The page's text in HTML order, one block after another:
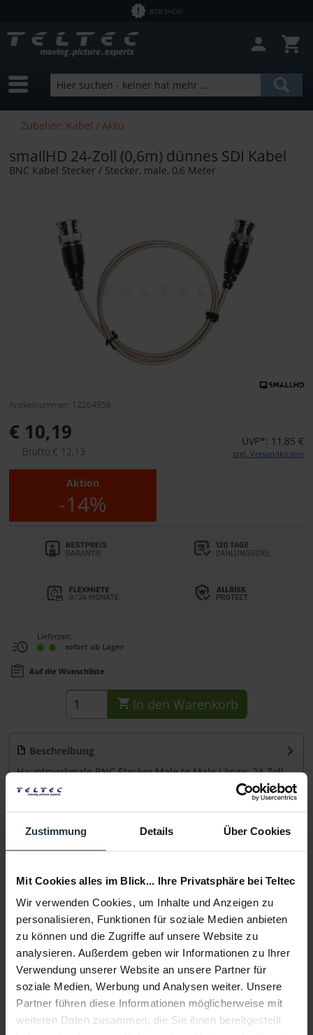
Zustimmung Details Über Cookies
Mit Cookies alles im Blick... Ihre Privatsphäre bei Teltec
Wir verwenden Cookies, um Inhalte und Anzeigen zu
personalisieren, Funktionen für soziale Medien anbieten
zu können und die Zugriffe auf unsere Website zu
analysieren. Außerdem geben wir Informationen zu Ihrer
Verwendung unserer Website an unsere Partner für
soziale Medien, Werbung und Analysen weiter. Unsere
Partner führen diese Informationen möglicherweise mit
weiteren Daten zusammen, die Sie ihnen bereitgestellt
B2B SHOP
Zubehör: Kabel / Akku
smallHD 24-Zoll (0,6m) dünnes SDI Kabel
BNC Kabel Stecker / Stecker, male, 0,6 Meter
Artikelnummer: 12264958
€ 10,19
Brutto:€ 12,13
UVP*: 11,85 €
zzgl. Versandkosten
Aktion
-14%
Lieferzeit:
sofort ab Lager
Auf die Wunschliste
In den Warenkorb
Beschreibung
Hauptmerkmale BNC Stecker Male to Male Länge: 24-Zoll
(61 cm) Aussendurchmesser :...
Infos zu Hersteller & Produktsicherheit
Folgende Infos zum Hersteller sind verfübar......
Weitere Artikel von smallHD ansehen